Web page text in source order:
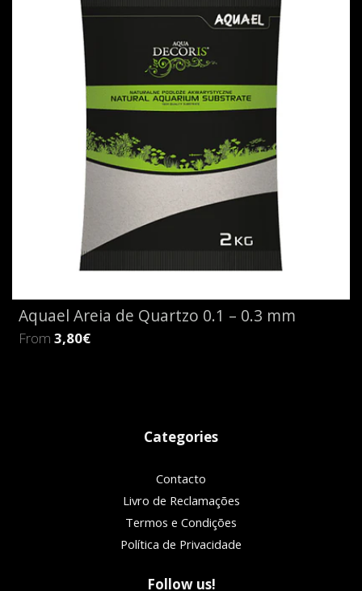
Aquael Areia de Quartzo 0.1 – 0.3 mm
From 3,80€
Categories
Contacto
Livro de Reclamações
Termos e Condições
Política de Privacidade
Follow us!